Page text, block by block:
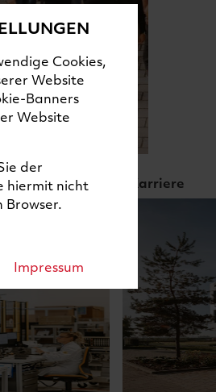
Karriere
Cookies,
Website
Banners
Website
der
hiermit nicht
Browser.
Impressum